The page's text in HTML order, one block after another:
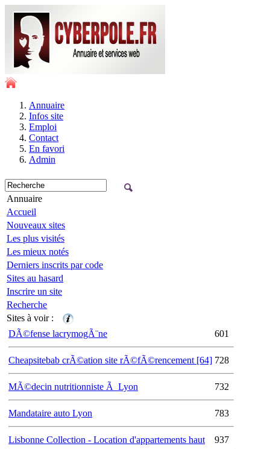
Annuaire
Infos site
Emploi
Contact
En favori
Admin
Annuaire
Accueil
Nouveaux sites
Les plus visités
Les mieux notés
Derniers inscrits par code
Sites au hasard
Inscrire un site
Recherche
Sites à voir :
DÃ©fense lacrymogÃ¨ne
601
Cheapsitebab crÃ©ation site rÃ©fÃ©rencement [64] 728
MÃ©decin nutritionniste Ã Lyon 732
Mandataire auto Lyon 783
Lisbonne Collection - Location d'appartements haut 937